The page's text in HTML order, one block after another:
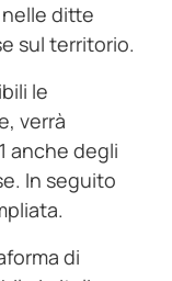
ditte
sul territorio.
le
verrà
anche degli
In seguito
di